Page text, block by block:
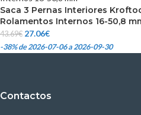
Saca 3 Pernas Interiores
Rolamentos Internos 16-50,8
43.69€ 27.06€
-38%de 2026-07-06 a 2026-09-30
Contactos